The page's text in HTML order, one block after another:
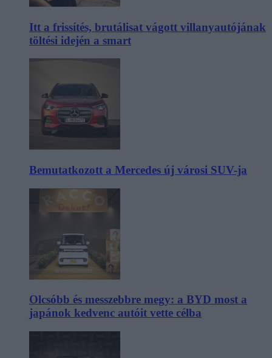
Itt a frissítés, brutálisat vágott villanyautójának
töltési idején a smart
Bemutatkozott a Mercedes új városi SUV-ja
Olcsóbb és messzebbre megy: a BYD most a
japánok kedvenc autóit vette célba